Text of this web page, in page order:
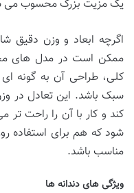
یک مزیت بزرگ محسوب می
اگرچه ابعاد و وزن دقیق
ممکن است در مدل های
کلی، طراحی آن به گونه
سبک باشد. این تعادل در
کند و کار با آن را راحت
شود که هم برای استفاده
مناسب باشد.
ویژگی های دندانه ها